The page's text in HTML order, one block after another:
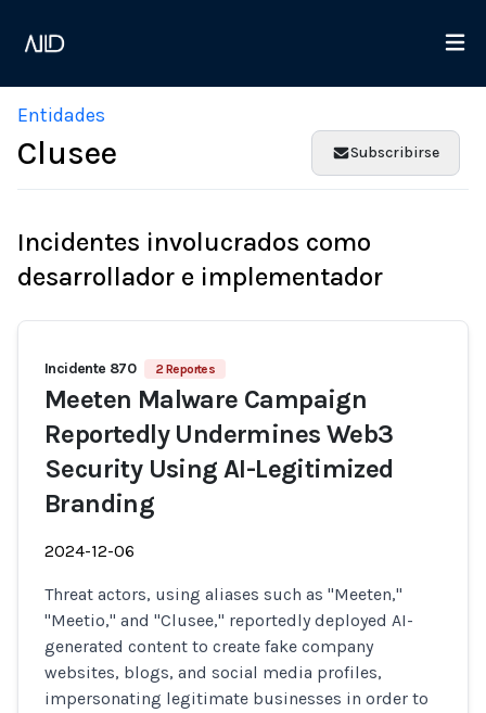
Entidades
Clusee Subscribirse
Incidentes involucrados como
desarrollador e implementador
Incidente 870 2 Reportes
Meeten Malware Campaign
Reportedly Undermines Web3
Security Using AI-Legitimized
Branding
2024-12-06
Threat actors, using aliases such as "Meeten,"
"Meetio," and "Clusee," reportedly deployed AI-
generated content to create fake company
websites, blogs, and social media profiles,
impersonating legitimate businesses in order to